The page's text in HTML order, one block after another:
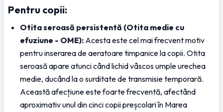
Pentru copii:
Otita seroasă persistentă (Otita medie cu
efuziune - OME): Acesta este cel mai frecvent motiv
pentru inserarea de aeratoare timpanice la copii. Otita
seroasă apare atunci când lichid vâscos umple urechea
medie, ducând la o surditate de transmisie temporară.
Această afecțiune este foarte frecventă, afectând
aproximativ unul din cinci copii preșcolari în Marea